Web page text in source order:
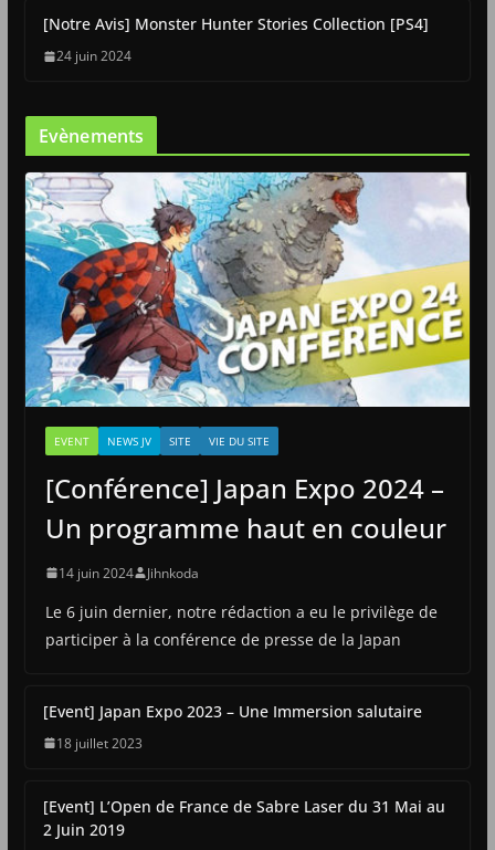
[Notre Avis] Monster Hunter Stories Collection [PS4]
24 juin 2024
Evènements
EVENT NEWS JV SITE VIE DU SITE
[Conférence] Japan Expo 2024 –
Un programme haut en couleur
14 juin 2024 Jihnkoda
Le 6 juin dernier, notre rédaction a eu le privilège de
participer à la conférence de presse de la Japan
[Event] Japan Expo 2023 – Une Immersion salutaire
18 juillet 2023
[Event] L’Open de France de Sabre Laser du 31 Mai au
2 Juin 2019